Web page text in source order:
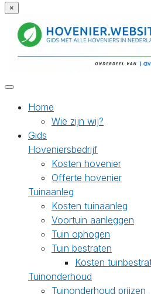
×
Home
Wie zijn wij?
Gids
Hoveniersbedrijf
Kosten hovenier
Offerte hovenier
Tuinaanleg
Kosten tuinaanleg
Voortuin aanleggen
Tuin ophogen
Tuin bestraten
Kosten
Tuinonderhoud
Tuinonderhoud prijzen